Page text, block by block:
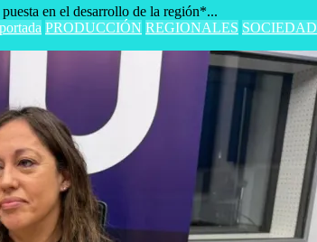
en el desarrollo de la región*...
portada PRODUCCIÓN REGIONALES SOCIEDAD